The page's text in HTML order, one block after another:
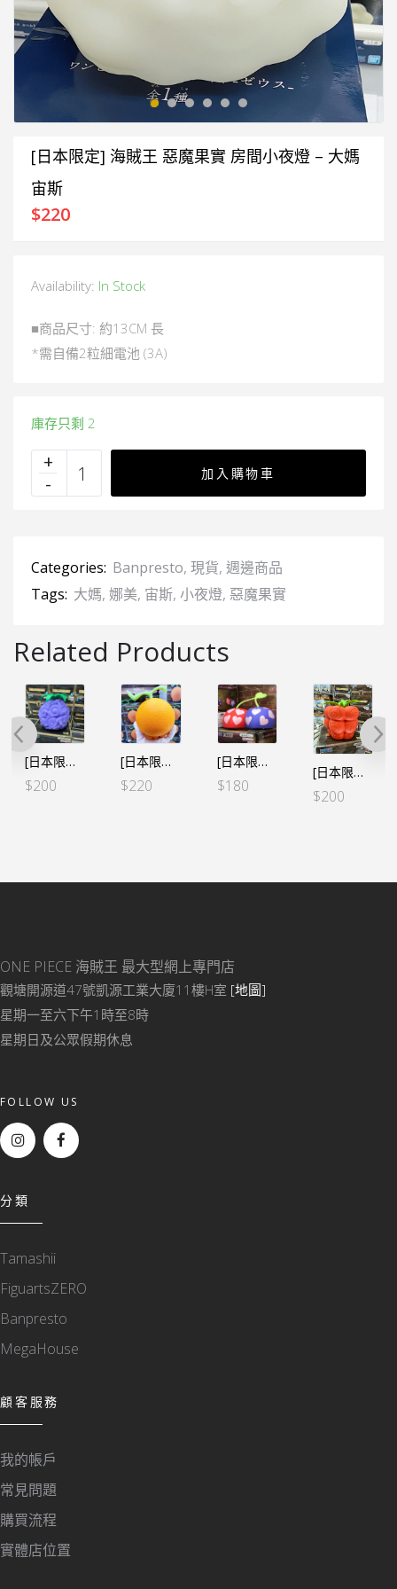
[日本限定] 海賊王 惡魔果實 房間小夜燈 – 大媽
宙斯
$220
Availability: In Stock
■商品尺寸: 約13CM 長
*需自備2粒細電池 (3A)
庫存只剩 2
加入購物車
Categories: Banpresto, 現貨, 週邊商品
Tags: 大媽, 娜美, 宙斯, 小夜燈, 惡魔果實
Related Products
[日本限定] 海賊王 惡魔果實 房間小夜燈 – 黑鬍子 暗暗果實 [日本限定] 海賊王 惡魔果實 房間小夜燈 – 布魯克 黃泉果實 [日本限定] 海賊王 惡魔果實 房間小夜燈 – 女帝 迷戀果實
[日本限定] 海賊王 惡魔果實 房間小夜燈 – 巴基 四分五裂果實
ONE PIECE 海賊王 最大型網上專門店
觀塘開源道47號凱源工業大廈11樓H室 [地圖]
星期一至六下午1時至8時
星期日及公眾假期休息
FOLLOW US
分類
Tamashii
FiguartsZERO
Banpresto
MegaHouse
顧客服務
我的帳戶
常見問題
購買流程
實體店位置